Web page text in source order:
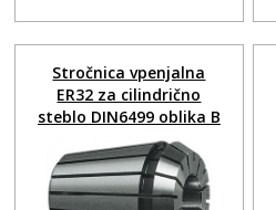
Stročnica vpenjalna
ER32 za cilindrično
steblo DIN6499 oblika B